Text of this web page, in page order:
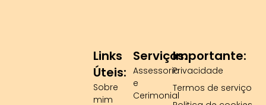
Serviços:
Assessoria
e
Cerimonial
Links
Úteis:
Sobre
mim
Importante:
Privacidade
Termos de serviço